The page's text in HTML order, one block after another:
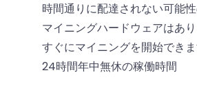
時間通りに配達されない可能
マイニングハードウェアはあ
すぐにマイニングを開始でき
24時間年中無休の稼働時間